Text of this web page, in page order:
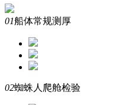
01船体常规测厚
02蜘蛛人爬舱检验